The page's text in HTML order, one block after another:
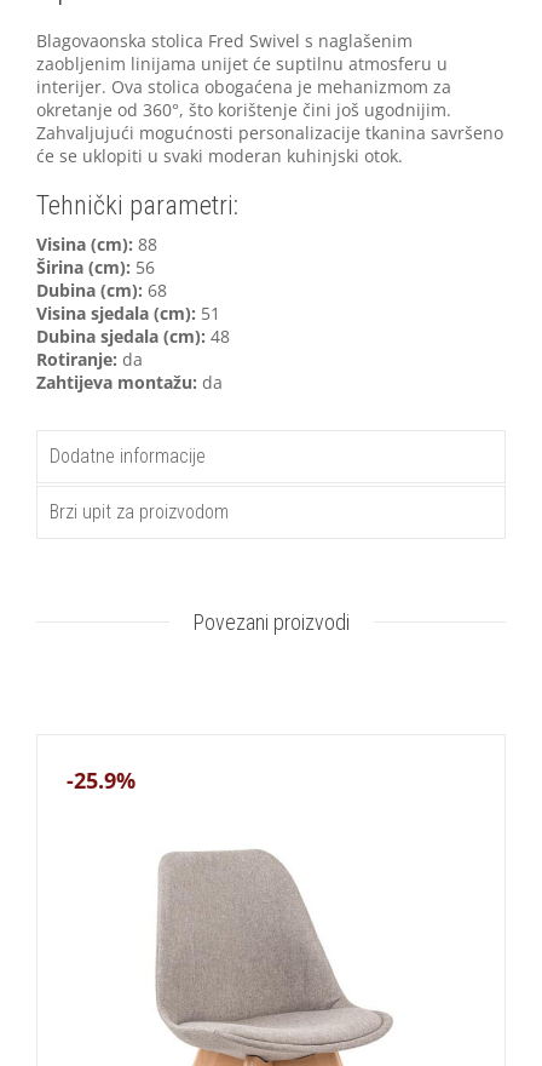
Blagovaonska stolica Fred Swivel s naglašenim
zaobljenim linijama unijet će suptilnu atmosferu u
interijer. Ova stolica obogaćena je mehanizmom za
okretanje od 360°, što korištenje čini još ugodnijim.
Zahvaljujući mogućnosti personalizacije tkanina savršeno
će se uklopiti u svaki moderan kuhinjski otok.
Tehnički parametri:
Visina (cm): 88
Širina (cm): 56
Dubina (cm): 68
Visina sjedala (cm): 51
Dubina sjedala (cm): 48
Rotiranje: da
Zahtijeva montažu: da
Dodatne informacije
Brzi upit za proizvodom
Povezani proizvodi
-25.9%